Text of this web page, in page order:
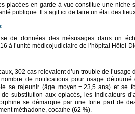
placées en garde à vue constitue une niche
publique. Il s’agit ici de faire un état des
de données des mésusages dans un
à l’unité médicojudiciaire de l’hôpital Hôtel-
302 cas relevaient d’un trouble de
de notifications pour usage
se rajeunir (âge moyen = 23,5 ans) et se
substitution aux opiacés, les indicateurs
se démarque par une forte part de
méthadone, cocaïne (62 %).